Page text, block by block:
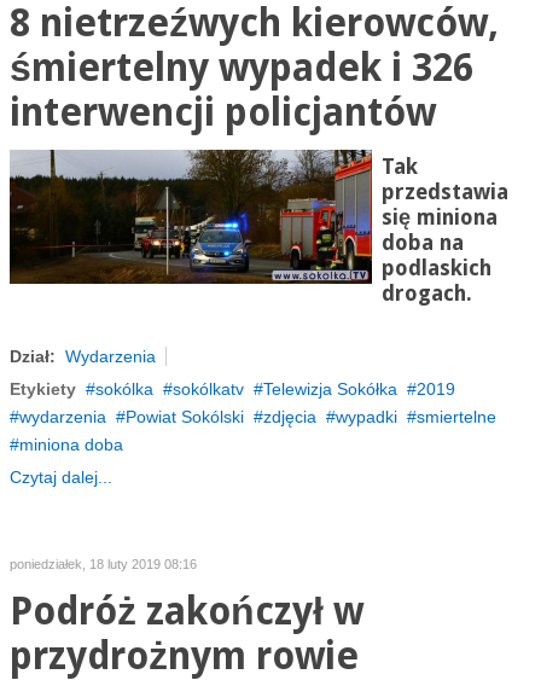
8 nietrzeźwych kierowców,
śmiertelny wypadek i 326
interwencji policjantów
Tak
przedstawia
się miniona
doba na
podlaskich
drogach.
Dział: Wydarzenia
Etykiety
sokólka sokólkatv Telewizja Sokółka
2019
wydarzenia
Powiat Sokólski zdjęcia wypadki
smiertelne
miniona doba
Czytaj dalej...
poniedziałek, 18 luty 2019 08:16
Podróż zakończył w
przydrożnym rowie